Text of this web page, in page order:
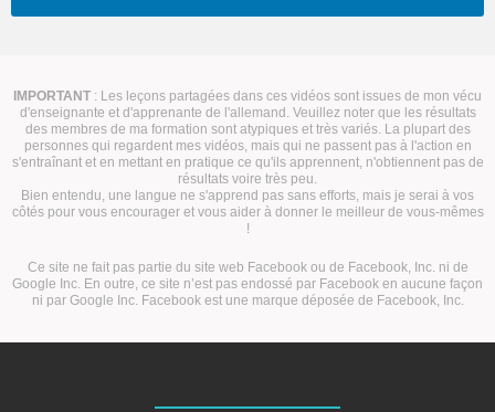
IMPORTANT : Les leçons partagées dans ces vidéos sont issues de mon vécu
d'enseignante et d'apprenante de l'allemand. Veuillez noter que les résultats
des membres de ma formation sont atypiques et très variés. La plupart des
personnes qui regardent mes vidéos, mais qui ne passent pas à l'action en
s'entraînant et en mettant en pratique ce qu'ils apprennent, n'obtiennent pas de
résultats voire très peu.
Bien entendu, une langue ne s'apprend pas sans efforts, mais je serai à vos
côtés pour vous encourager et vous aider à donner le meilleur de vous-mêmes
!
Ce site ne fait pas partie du site web Facebook ou de Facebook, Inc. ni de
Google Inc. En outre, ce site n’est pas endossé par Facebook en aucune façon
ni par Google Inc. Facebook est une marque déposée de Facebook, Inc.